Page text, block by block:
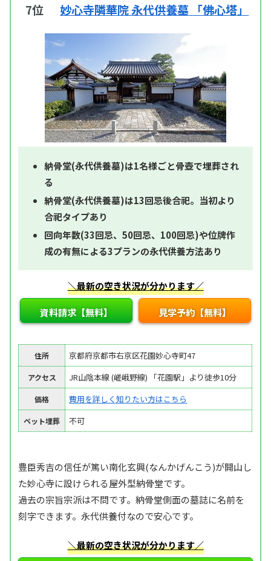
7位 妙心寺隣華院 永代供養墓 「佛心塔」
納骨堂(永代供養墓)は1名様ごと骨壺で埋葬され
る
納骨堂(永代供養墓)は13回忌後合祀。当初より
合祀タイプあり
回向年数(33回忌、50回忌、100回忌)や位牌作
成の有無による3プランの永代供養方法あり
＼最新の空き状況が分かります／
資料請求【無料】 見学予約【無料】
住所 京都府京都市右京区花園妙心寺町47
アクセス JR山陰本線 (嵯峨野線) 「花園駅」より徒歩10分
価格 費用を詳しく知りたい方はこちら
ペット埋葬 不可
豊臣秀吉の信任が篤い南化玄興(なんかげんこう)が開山し
た妙心寺に設けられる屋外型納骨堂です。
過去の宗旨宗派は不問です。納骨堂側面の墓誌に名前を
刻字できます。永代供養付なので安心です。
＼最新の空き状況が分かります／